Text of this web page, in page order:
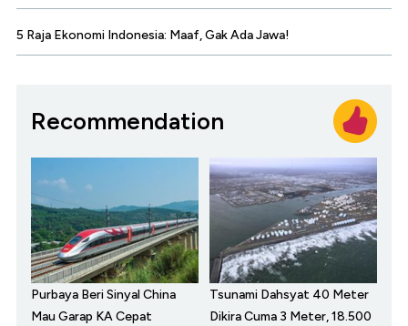
5 Raja Ekonomi Indonesia: Maaf, Gak Ada Jawa!
Recommendation
Purbaya Beri Sinyal China
Mau Garap KA Cepat
Tsunami Dahsyat 40 Meter
Dikira Cuma 3 Meter, 18.500